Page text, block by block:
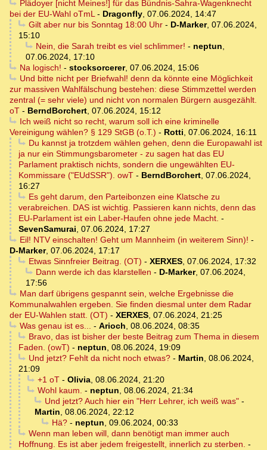
Plädoyer [nicht Meines!] für das Bündnis-Sahra-Wagenknecht
bei der EU-Wahl oTmL- Dragonfly, 07.06.2024, 14:47
Gilt aber nur bis Sonntag 18:00 Uhr- D-Marker, 07.06.2024,
15:10
Nein, die Sarah treibt es viel schlimmer! - neptun,
07.06.2024, 17:10
Na logisch! - stocksorcerer, 07.06.2024, 15:06
Und bitte nicht per Briefwahl! denn da könnte eine Möglichkeit
zur massiven Wahlfälschung bestehen: diese Stimmzettel werden
zentral (= sehr viele) und nicht von normalen Bürgern ausgezählt.
oT - BerndBorchert, 07.06.2024, 15:12
Ich weiß nicht so recht, warum soll ich eine kriminelle
Vereinigung wählen? § 129 StGB (o.T.) - Rotti, 07.06.2024, 16:11
Du kannst ja trotzdem wählen gehen, denn die Europawahl ist
ja nur ein Stimmungsbarometer - zu sagen hat das EU
Parlament praktisch nichts, sondern die ungewählten EU-
Kommissare ("EUdSSR"). owT - BerndBorchert, 07.06.2024,
16:27
Es geht darum, den Parteibonzen eine Klatsche zu
verabreichen. DAS ist wichtig. Passieren kann nichts, denn das
EU-Parlament ist ein Laber-Haufen ohne jede Macht. -
SevenSamurai, 07.06.2024, 17:27
Eil! NTV einschalten! Geht um Mannheim (in weiterem Sinn)! -
D-Marker, 07.06.2024, 17:17
Etwas Sinnfreier Beitrag. (OT) - XERXES, 07.06.2024, 17:32
Dann werde ich das klarstellen - D-Marker, 07.06.2024,
17:56
Man darf übrigens gespannt sein, welche Ergebnisse die
Kommunalwahlen ergeben. Sie finden diesmal unter dem Radar
der EU-Wahlen statt. (OT) - XERXES, 07.06.2024, 21:25
Was genau ist es... - Arioch, 08.06.2024, 08:35
Bravo, das ist bisher der beste Beitrag zum Thema in diesem
Faden. (owT) - neptun, 08.06.2024, 19:09
Und jetzt? Fehlt da nicht noch etwas?- Martin, 08.06.2024,
21:09
+1 oT- Olivia, 08.06.2024, 21:20
Wohl kaum. - neptun, 08.06.2024, 21:34
Und jetzt? Auch hier ein "Herr Lehrer, ich weiß was"-
Martin, 08.06.2024, 22:12
Hä?- neptun, 09.06.2024, 00:33
Wenn man leben will, dann benötigt man immer auch
Hoffnung. Es ist aber jedem freigestellt, innerlich zu sterben. -